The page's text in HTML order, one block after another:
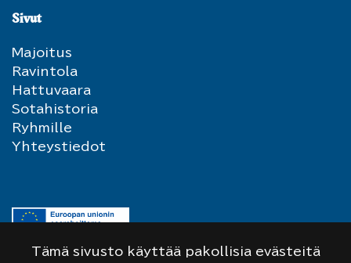
Tämä sivusto käyttää pakollisia evästeitä
Sivut
Majoitus
Ravintola
Hattuvaara
Sotahistoria
Ryhmille
Yhteystiedot